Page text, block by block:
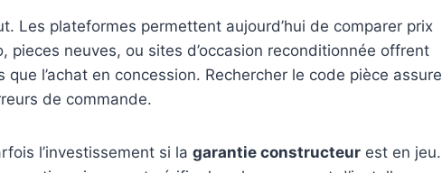
Les plateformes permettent aujourd’hui de comparer prix
pieces neuves, ou sites d’occasion reconditionnée offrent
l’achat en concession. Rechercher le code pièce assure
de commande.
l’investissement si la garantie constructeur est en jeu.